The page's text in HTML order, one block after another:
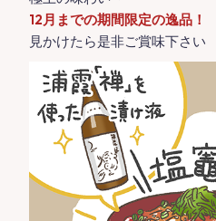
12月までの期間限定の逸品！
見かけたら是非ご賞味下さい